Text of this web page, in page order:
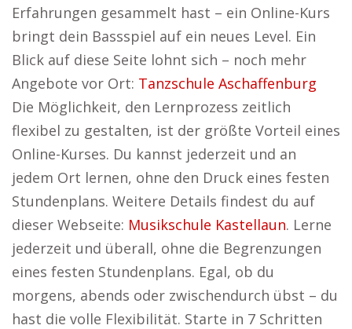
Erfahrungen gesammelt hast – ein Online-Kurs
bringt dein Bassspiel auf ein neues Level. Ein
Blick auf diese Seite lohnt sich – noch mehr
Angebote vor Ort: Tanzschule Aschaffenburg
Die Möglichkeit, den Lernprozess zeitlich
flexibel zu gestalten, ist der größte Vorteil eines
Online-Kurses. Du kannst jederzeit und an
jedem Ort lernen, ohne den Druck eines festen
Stundenplans. Weitere Details findest du auf
dieser Webseite: Musikschule Kastellaun. Lerne
jederzeit und überall, ohne die Begrenzungen
eines festen Stundenplans. Egal, ob du
morgens, abends oder zwischendurch übst – du
hast die volle Flexibilität. Starte in 7 Schritten